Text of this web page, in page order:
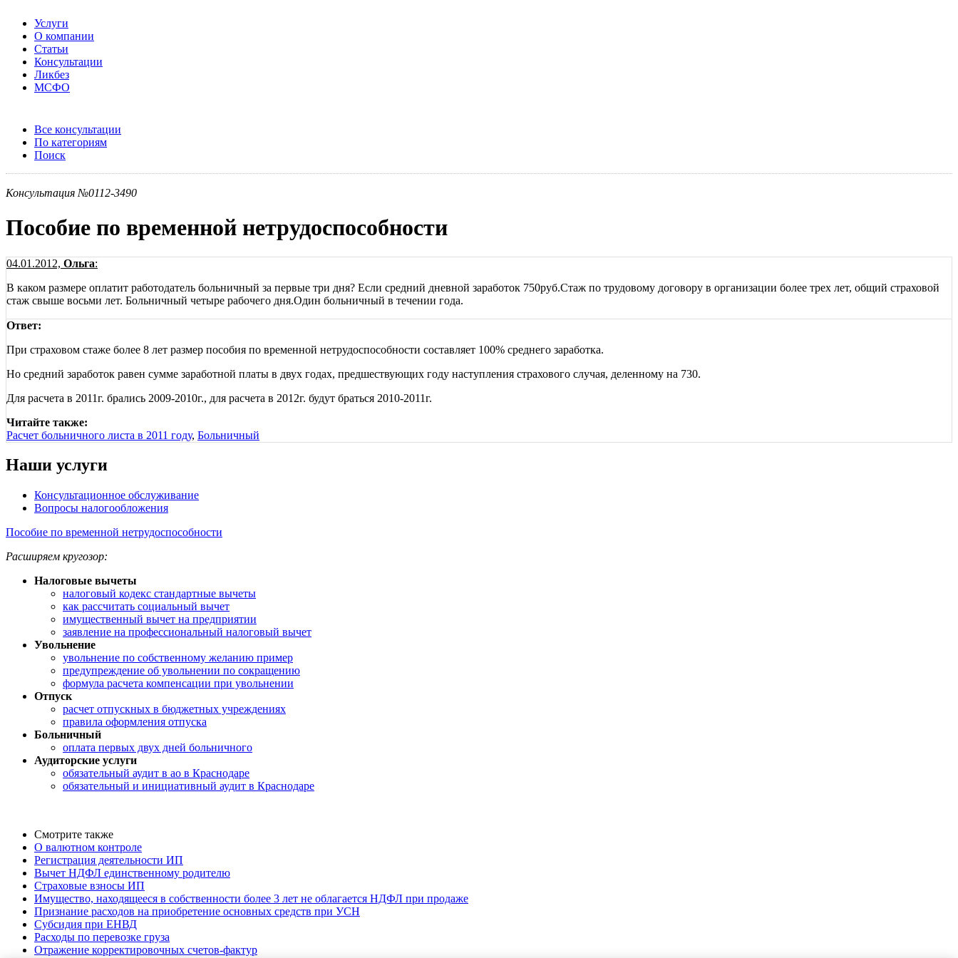
Услуги
О компании
Статьи
Консультации
Ликбез
МСФО
Все консультации
По категориям
Поиск
Консультация №0112-3490
Пособие по временной нетрудоспособности
04.01.2012, Ольга:
В каком размере оплатит работодатель больничный за первые три дня? Если средний дневной заработок 750руб.Стаж по трудовому договору в организации более трех лет, общий страховой
стаж свыше восьми лет. Больничный четыре рабочего дня.Один больничный в течении года.
Ответ:
При страховом стаже более 8 лет размер пособия по временной нетрудоспособности составляет 100% среднего заработка.
Но средний заработок равен сумме заработной платы в двух годах, предшествующих году наступления страхового случая, деленному на 730.
Для расчета в 2011г. брались 2009-2010г., для расчета в 2012г. будут браться 2010-2011г.
Читайте также:
Расчет больничного листа в 2011 году, Больничный
Наши услуги
Консультационное обслуживание
Вопросы налогообложения
Пособие по временной нетрудоспособности
Расширяем кругозор:
Налоговые вычеты
налоговый кодекс стандартные вычеты
как рассчитать социальный вычет
имущественный вычет на предприятии
заявление на профессиональный налоговый вычет
Увольнение
увольнение по собственному желанию пример
предупреждение об увольнении по сокращению
формула расчета компенсации при увольнении
Отпуск
расчет отпускных в бюджетных учреждениях
правила оформления отпуска
Больничный
оплата первых двух дней больничного
Аудиторские услуги
обязательный аудит в ао в Краснодаре
обязательный и инициативный аудит в Краснодаре
Смотрите также
О валютном контроле
Регистрация деятельности ИП
Вычет НДФЛ единственному родителю
Страховые взносы ИП
Имущество, находящееся в собственности более 3 лет не облагается НДФЛ при продаже
Признание расходов на приобретение основных средств при УСН
Субсидия при ЕНВД
Расходы по перевозке груза
Отражение корректировочных счетов-фактур